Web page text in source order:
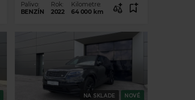
Palivo:
BENZÍN
Rok:
2022
Kilometre:
64 000 km
NA SKLADE NOVÉ